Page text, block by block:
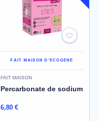
FAIT MAISON D'ECOGENE
FAIT MAISON
Percarbonate de sodium
6,80 €